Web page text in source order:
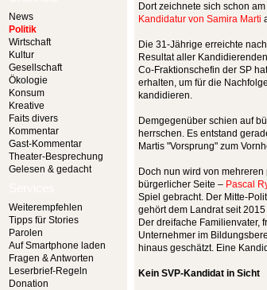
News
Politik
Wirtschaft
Kultur
Gesellschaft
Ökologie
Konsum
Kreative
Faits divers
Kommentar
Gast-Kommentar
Theater-Besprechung
Gelesen & gedacht
Weiterempfehlen
Tipps für Stories
Parolen
Auf Smartphone laden
Fragen & Antworten
Leserbrief-Regeln
Donation
Dort zeichnete sich schon
Kandidatur von Samira Marti
Die 31-Jährige erreichte
Resultat aller
Co-Fraktionschefin der SP
erhalten, um für die
kandidieren.
Demgegenüber schien auf
herrschen. Es entstand
Martis "Vorsprung" zum
Doch nun wird von
bürgerlicher Seite – Pascal
Spiel gebracht. Der Mitte-
gehört dem Landrat seit
Der dreifache Familienvater,
Unternehmer im
hinaus geschätzt. Eine
Kein SVP-Kandidat in Sicht